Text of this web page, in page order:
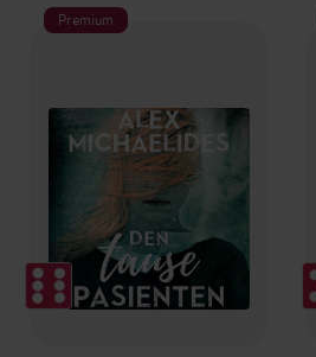
Premium